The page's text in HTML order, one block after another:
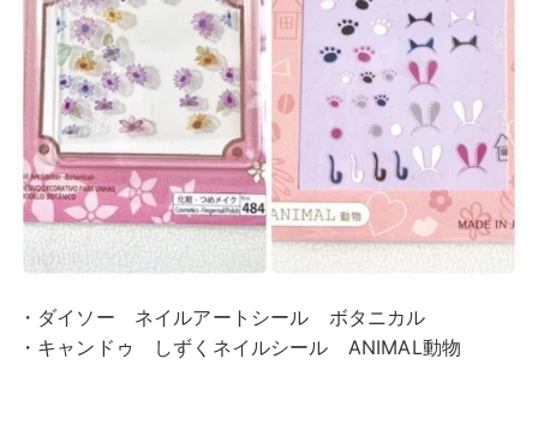
・ダイソー ネイルアートシール ボタニカル
・キャンドゥ しずくネイルシール ANIMAL動物